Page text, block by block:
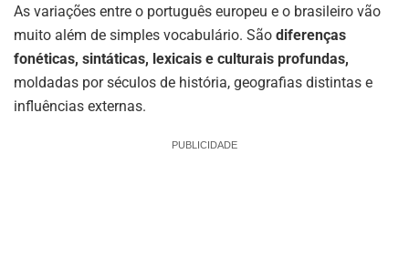
As variações entre o português europeu e o brasileiro vão
muito além de simples vocabulário. São diferenças
fonéticas, sintáticas, lexicais e culturais profundas,
moldadas por séculos de história, geografias distintas e
influências externas.
PUBLICIDADE